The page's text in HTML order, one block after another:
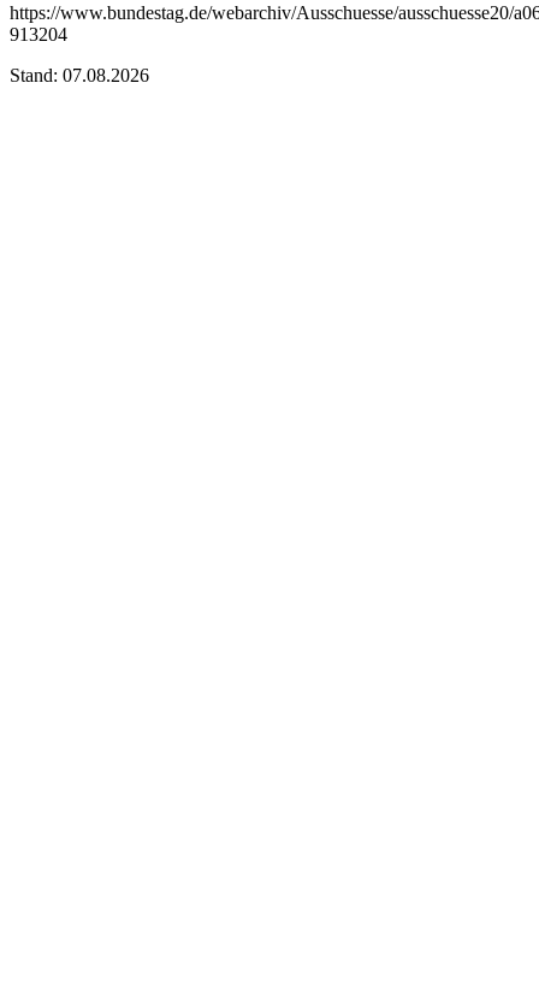
https://www.bundestag.de/webarchiv/Ausschuesse/ausschuesse20/
913204
Stand: 07.08.2026